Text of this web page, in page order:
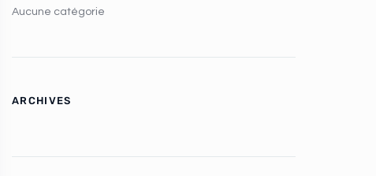
Aucune catégorie
ARCHIVES